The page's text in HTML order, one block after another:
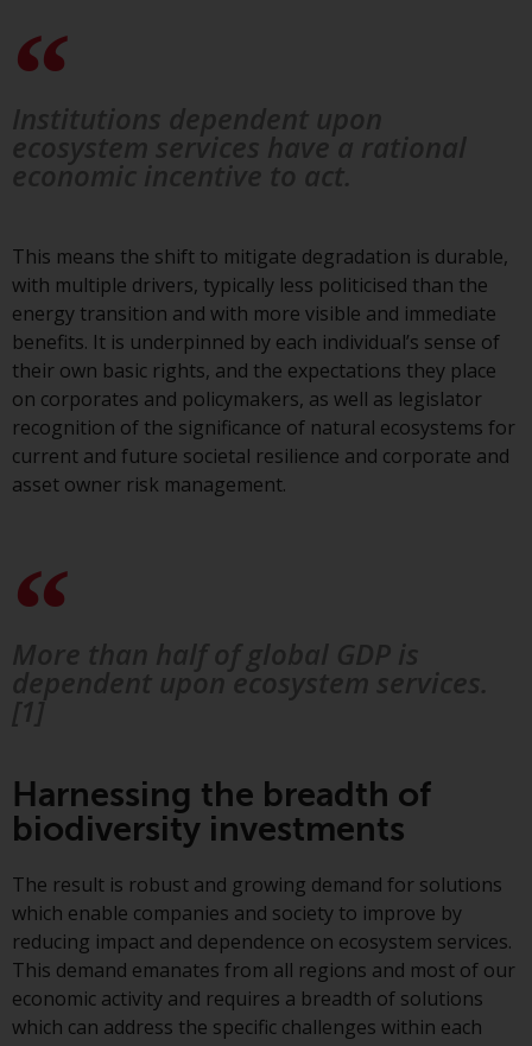
Informationen für Anleger in der
Schweiz
Dies ist ein Werbedokument.
Die Informationen auf den
wurden nicht von der
Eidgenössischen
zugelassen und Anleger genießen
daher nicht den vollen
Anlegerschutz nach dem
Bundesgesetz über die
kollektiven Kapitalanlagen von 23.
Juni 2006 («KAG») oder Aufsicht
This means the shift to mitigate degradation is durable,
with multiple drivers, typically less politicised than the
energy transition and with more visible and immediate
benefits. It is underpinned by each individual’s sense of
their own basic rights, and the expectations they place
on corporates and policymakers, as well as legislator
recognition of the significance of natural ecosystems for
current and future societal resilience and corporate and
asset owner risk management.
Harnessing the breadth of
biodiversity investments
The result is robust and growing demand for solutions
which enable companies and society to improve by
reducing impact and dependence on ecosystem services.
This demand emanates from all regions and most of our
economic activity and requires a breadth of solutions
which can address the specific challenges within each